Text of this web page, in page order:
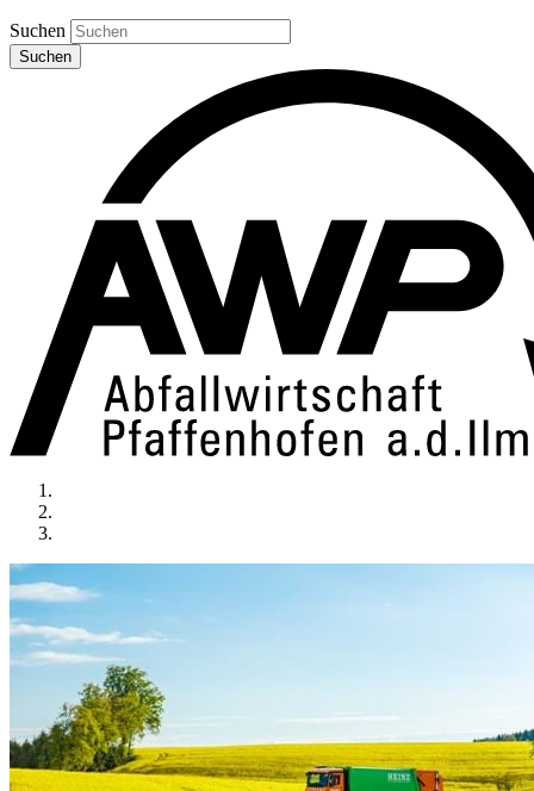
Suchen
Suchen